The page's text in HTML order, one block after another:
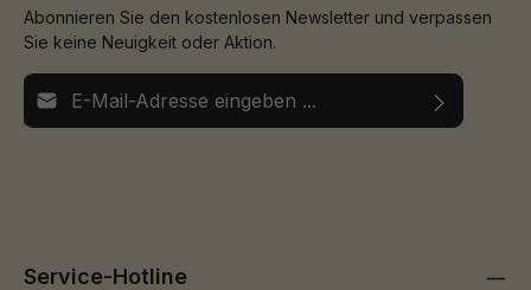
Abonnieren Sie den kostenlosen Newsletter und verpassen
Sie keine Neuigkeit oder Aktion.
E-Mail-Adresse*
Service-Hotline